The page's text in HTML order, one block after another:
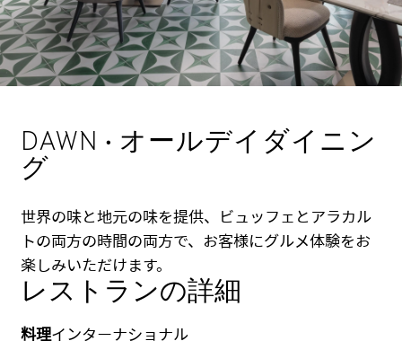
DAWN • オールデイダイニン
グ
世界の味と地元の味を提供、ビュッフェとアラカル
トの両方の時間の両方で、お客様にグルメ体験をお
楽しみいただけます。
レストランの詳細
料理インターナショナル